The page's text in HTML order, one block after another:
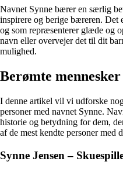
Navnet Synne bærer en særlig
inspirere og berige bæreren. Det
og som repræsenterer glæde og
navn eller overvejer det til dit
mulighed.
Berømte
I denne artikel vil vi udforske
personer med navnet Synne.
historie og betydning for dem,
af de mest kendte personer med
Synne Jensen –